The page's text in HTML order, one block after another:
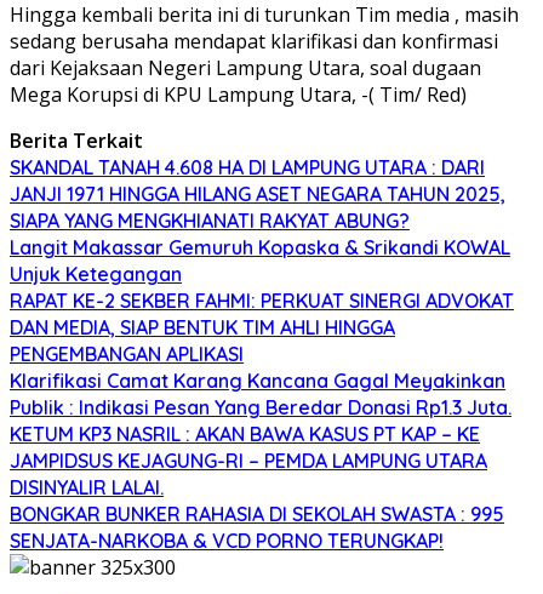
Hingga kembali berita ini di turunkan Tim media , masih
sedang berusaha mendapat klarifikasi dan konfirmasi
dari Kejaksaan Negeri Lampung Utara, soal dugaan
Mega Korupsi di KPU Lampung Utara, -( Tim/ Red)
Berita Terkait
SKANDAL TANAH 4.608 HA DI LAMPUNG UTARA : DARI
JANJI 1971 HINGGA HILANG ASET NEGARA TAHUN 2025,
SIAPA YANG MENGKHIANATI RAKYAT ABUNG?
Langit Makassar Gemuruh Kopaska & Srikandi KOWAL
Unjuk Ketegangan
RAPAT KE-2 SEKBER FAHMI: PERKUAT SINERGI ADVOKAT
DAN MEDIA, SIAP BENTUK TIM AHLI HINGGA
PENGEMBANGAN APLIKASI
Klarifikasi Camat Karang Kancana Gagal Meyakinkan
Publik : Indikasi Pesan Yang Beredar Donasi Rp1.3 Juta.
KETUM KP3 NASRIL : AKAN BAWA KASUS PT KAP – KE
JAMPIDSUS KEJAGUNG-RI – PEMDA LAMPUNG UTARA
DISINYALIR LALAI.
BONGKAR BUNKER RAHASIA DI SEKOLAH SWASTA : 995
SENJATA-NARKOBA & VCD PORNO TERUNGKAP!